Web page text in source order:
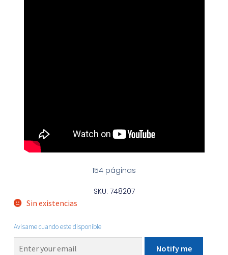
154 páginas
SKU: 748207
Sin existencias
Avisame cuando este disponible
Notify me